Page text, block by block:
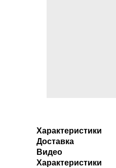
Характеристики
Доставка
Видео
Характеристики